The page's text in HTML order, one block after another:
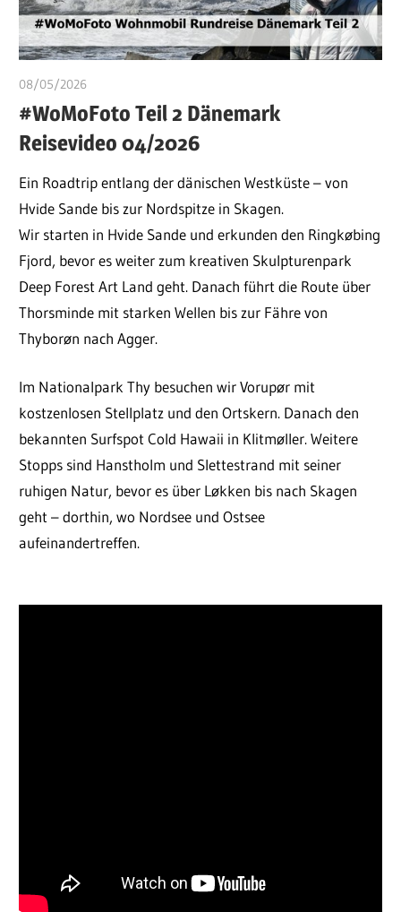
08/05/2026
#WoMoFoto Teil 2 Dänemark
Reisevideo 04/2026
Ein Roadtrip entlang der dänischen Westküste – von
Hvide Sande bis zur Nordspitze in Skagen.
Wir starten in Hvide Sande und erkunden den Ringkøbing
Fjord, bevor es weiter zum kreativen Skulpturenpark
Deep Forest Art Land geht. Danach führt die Route über
Thorsminde mit starken Wellen bis zur Fähre von
Thyborøn nach Agger.
Im Nationalpark Thy besuchen wir Vorupør mit
kostzenlosen Stellplatz und den Ortskern. Danach den
bekannten Surfspot Cold Hawaii in Klitmøller. Weitere
Stopps sind Hanstholm und Slettestrand mit seiner
ruhigen Natur, bevor es über Løkken bis nach Skagen
geht – dorthin, wo Nordsee und Ostsee
aufeinandertreffen.